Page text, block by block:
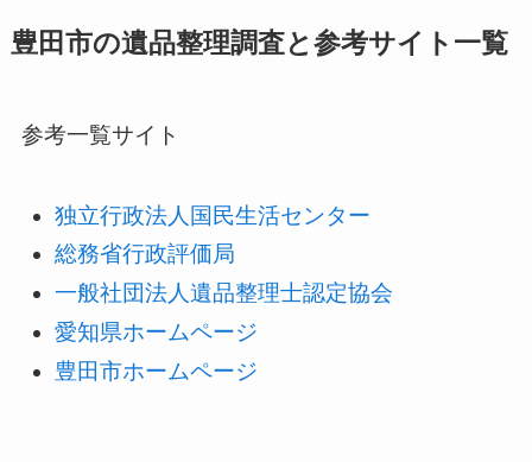
豊田市の遺品整理調査と参考サイト一覧
参考一覧サイト
独立行政法人国民生活センター
総務省行政評価局
一般社団法人遺品整理士認定協会
愛知県ホームページ
豊田市ホームページ